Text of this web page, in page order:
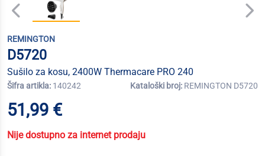
REMINGTON
D5720
Sušilo za kosu, 2400W Thermacare PRO 240
Šifra artikla: 140242 Kataloški broj: REMINGTON D5720
51,99 €
Nije dostupno za internet prodaju